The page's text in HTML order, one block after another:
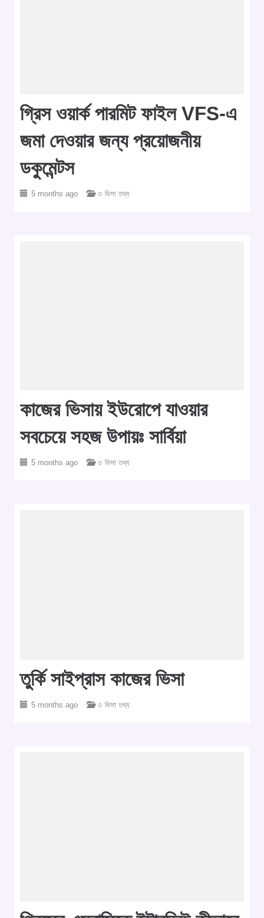
গ্রিস ওয়ার্ক পারমিট ফাইল VFS-এ
জমা দেওয়ার জন্য প্রয়োজনীয়
ডকুমেন্টস
5 months ago ○ ভিসা তথ্য
কাজের ভিসায় ইউরোপে যাওয়ার
সবচেয়ে সহজ উপায়ঃ সার্বিয়া
5 months ago ○ ভিসা তথ্য
তুর্কি সাইপ্রাস কাজের ভিসা
5 months ago ○ ভিসা তথ্য